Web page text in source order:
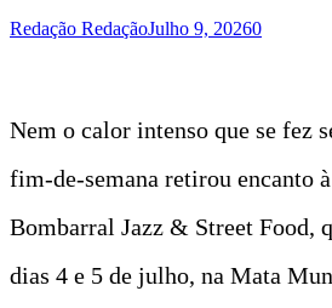
Redação RedaçãoJulho 9, 20260
Nem o calor intenso que se fez
fim-de-semana retirou encanto
Bombarral Jazz & Street Food,
dias 4 e 5 de julho, na Mata